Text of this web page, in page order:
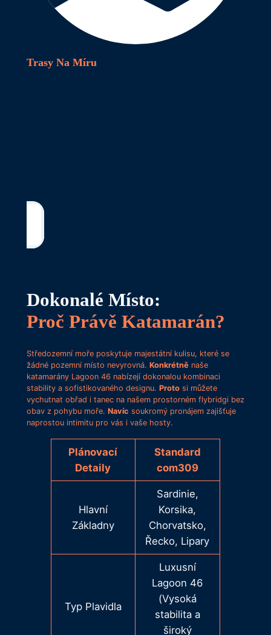
Trasy Na Míru
Dokonalé Místo:
Proč Právě Katamarán?
Středozemní moře poskytuje majestátní kulisu, které se
žádné pozemní místo nevyrovná. Konkrétněnaše
katamarány Lagoon 46 nabízejí dokonalou kombinaci
stability a sofistikovaného designu. Protosi můžete
vychutnat obřad i tanec na našem prostorném flybridgi bez
obav z pohybu moře. Navíc soukromý pronájem zajišťuje
naprostou intimitu pro vás i vaše hosty.
Plánovací
Detaily
Standard
com309
Hlavní
Základny
Sardinie,
Korsika,
Chorvatsko,
Řecko, Lipary
Typ Plavidla
Luxusní
Lagoon 46
(Vysoká
stabilita a
široký